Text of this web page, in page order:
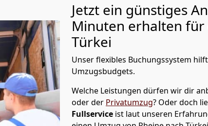
Jetzt ein günstiges
Minuten erhalten für
Türkei
Unser flexibles Buchungssystem
Umzugsbudgets.
Welche Leistungen dürfen wir dir
oder der Privatumzug? Oder doch
Fullservice ist laut unseren